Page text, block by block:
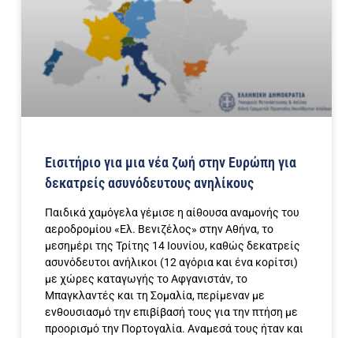
Εισιτήριο για μια νέα ζωή στην Ευρώπη για
δεκατρείς ασυνόδευτους ανηλίκους
Παιδικά χαμόγελα γέμισε η αίθουσα αναμονής του
αεροδρομίου «Ελ. Βενιζέλος» στην Αθήνα, το
μεσημέρι της Τρίτης 14 Ιουνίου, καθώς δεκατρείς
ασυνόδευτοι ανήλικοι (12 αγόρια και ένα κορίτσι)
με χώρες καταγωγής το Αφγανιστάν, το
Μπαγκλαντές και τη Σομαλία, περίμεναν με
ενθουσιασμό την επιβίβασή τους για την πτήση με
προορισμό την Πορτογαλία. Αναμεσά τους ήταν και